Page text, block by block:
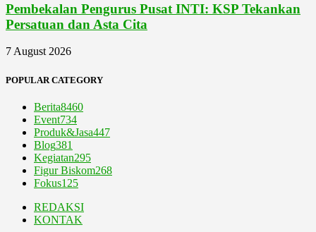
Pembekalan Pengurus Pusat INTI: KSP Tekankan
Persatuan dan Asta Cita
7 August 2026
POPULAR CATEGORY
Berita8460
Event734
Produk&Jasa447
Blog381
Kegiatan295
Figur Biskom268
Fokus125
REDAKSI
KONTAK